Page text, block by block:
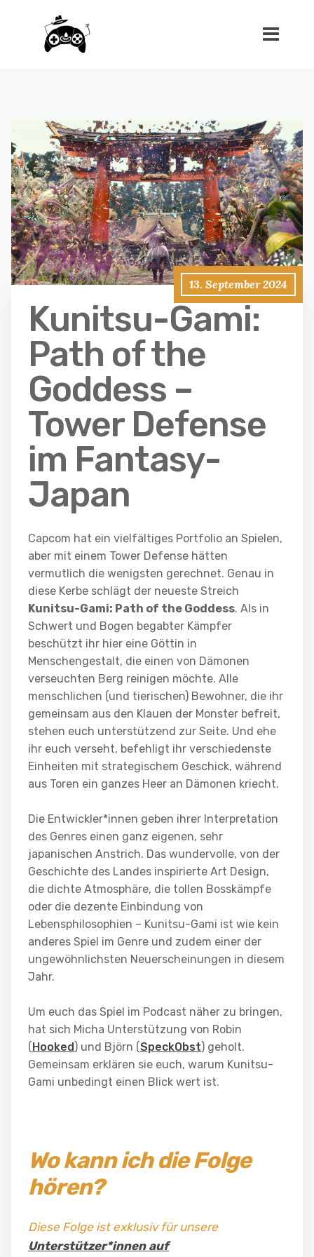
13. September 2024
Kunitsu-Gami:
Path of the
Goddess –
Tower Defense
im Fantasy-
Japan
Capcom hat ein vielfältiges Portfolio an Spielen,
aber mit einem Tower Defense hätten
vermutlich die wenigsten gerechnet. Genau in
diese Kerbe schlägt der neueste Streich
Kunitsu-Gami: Path of the Goddess. Als in
Schwert und Bogen begabter Kämpfer
beschützt ihr hier eine Göttin in
Menschengestalt, die einen von Dämonen
verseuchten Berg reinigen möchte. Alle
menschlichen (und tierischen) Bewohner, die ihr
gemeinsam aus den Klauen der Monster befreit,
stehen euch unterstützend zur Seite. Und ehe
ihr euch verseht, befehligt ihr verschiedenste
Einheiten mit strategischem Geschick, während
aus Toren ein ganzes Heer an Dämonen kriecht.
Die Entwickler*innen geben ihrer Interpretation
des Genres einen ganz eigenen, sehr
japanischen Anstrich. Das wundervolle, von der
Geschichte des Landes inspirierte Art Design,
die dichte Atmosphäre, die tollen Bosskämpfe
oder die dezente Einbindung von
Lebensphilosophien – Kunitsu-Gami ist wie kein
anderes Spiel im Genre und zudem einer der
ungewöhnlichsten Neuerscheinungen in diesem
Jahr.
Um euch das Spiel im Podcast näher zu bringen,
hat sich Micha Unterstützung von Robin
(Hooked) und Björn (SpeckObst) geholt.
Gemeinsam erklären sie euch, warum Kunitsu-
Gami unbedingt einen Blick wert ist.
Wo kann ich die Folge
hören?
Diese Folge ist exklusiv für unsere
Unterstützer*innen auf